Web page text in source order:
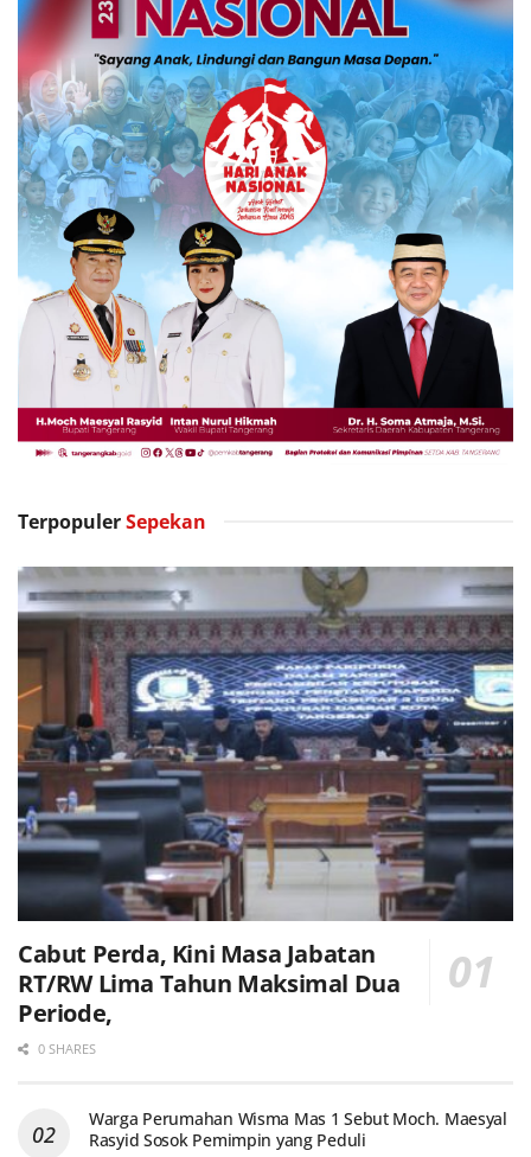
TerpopulerSepekan
Cabut Perda, Kini Masa Jabatan
RT/RW Lima Tahun Maksimal Dua
Periode,
0 SHARES
Warga Perumahan Wisma Mas 1 Sebut Moch. Maesyal
Rasyid Sosok Pemimpin yang Peduli